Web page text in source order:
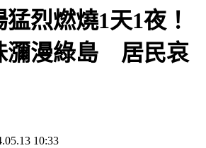
烈燃燒1天1夜！
瀰漫綠島 居民哀
10:33